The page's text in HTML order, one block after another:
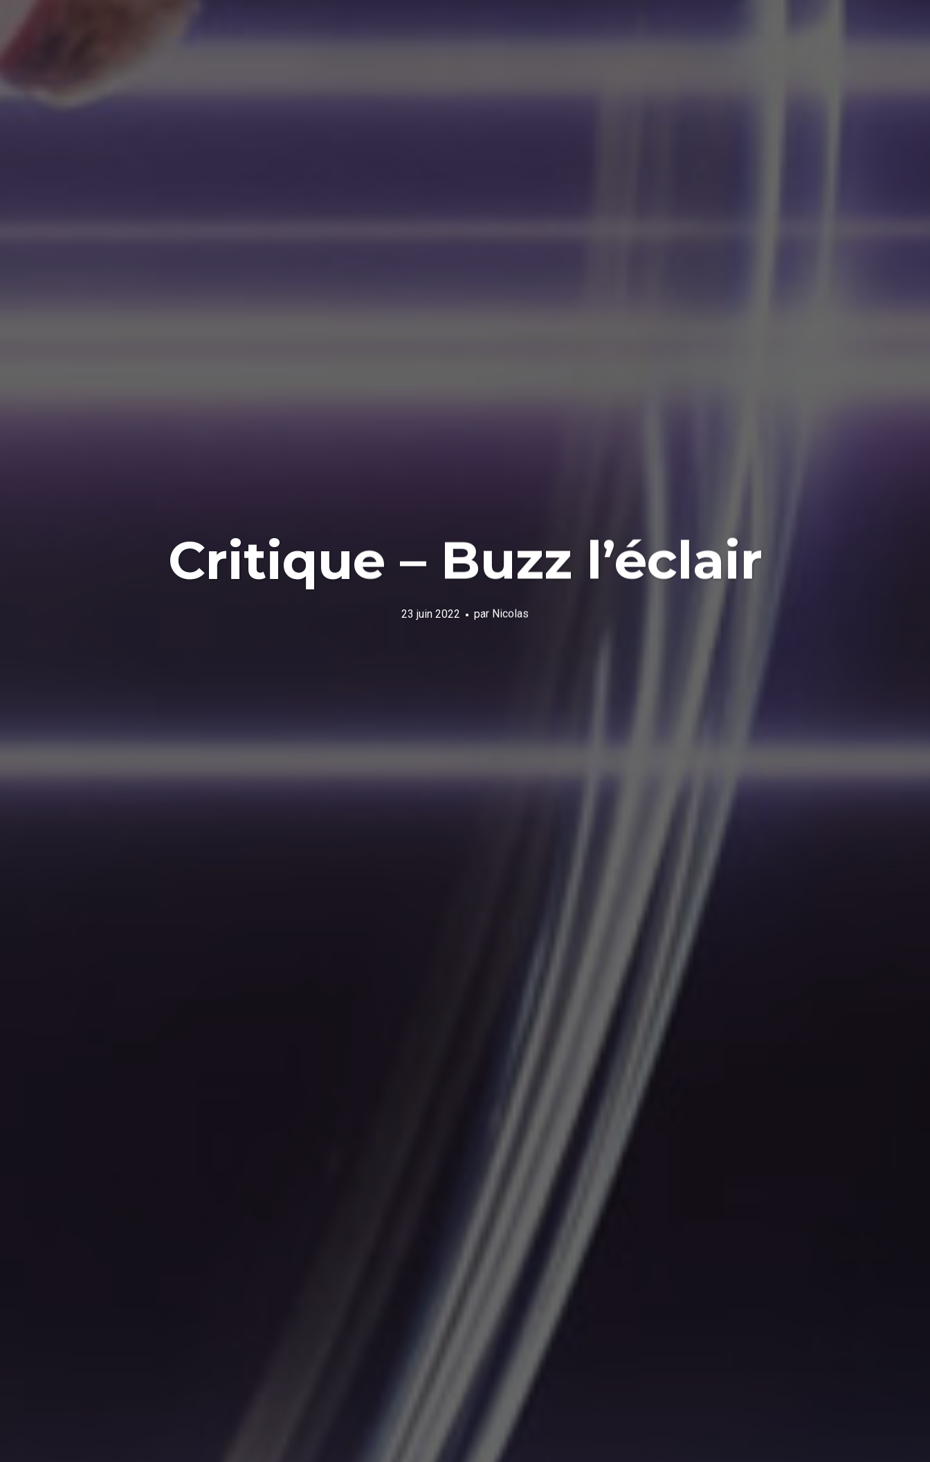
Critique – Buzz l’éclair
23 juin 2022 par Nicolas